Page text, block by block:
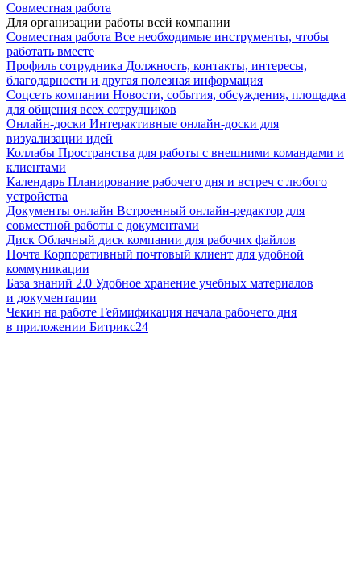
Совместная работа
Для организации работы всей компании
Совместная работа Все необходимые инструменты, чтобы
работать вместе
Профиль сотрудника Должность, контакты, интересы,
благодарности и другая полезная информация
Соцсеть компании Новости, события, обсуждения, площадка
для общения всех сотрудников
Онлайн-доски Интерактивные онлайн-доски для
визуализации идей
Коллабы Пространства для работы с внешними командами и
клиентами
Календарь Планирование рабочего дня и встреч с любого
устройства
Документы онлайн Встроенный онлайн-редактор для
совместной работы с документами
Диск Облачный диск компании для рабочих файлов
Почта Корпоративный почтовый клиент для удобной
коммуникации
База знаний 2.0 Удобное хранение учебных материалов
и документации
Чекин на работе Геймификация начала рабочего дня
в приложении Битрикс24